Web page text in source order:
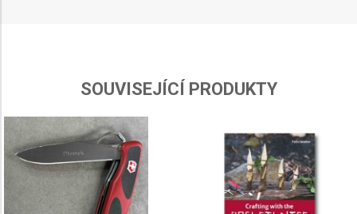
SOUVISEJÍCÍ PRODUKTY
Use profiles to select personalised content
Measure advertising performance
Measure content performance